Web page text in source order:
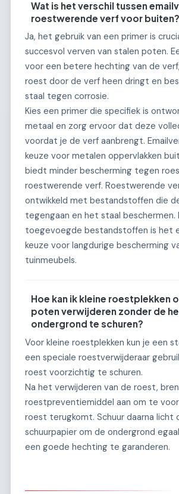
Wat is het verschil tussen
roestwerende verf voor buiten?
Ja, het gebruik van een primer is
succesvol verven van stalen poten.
voor een betere hechting van de
roest door de verf heen dringt en
staal tegen corrosie.
Kies een primer die specifiek is
metaal en zorg ervoor dat deze
voordat je de verf aanbrengt.
keuze voor metalen oppervlakken
biedt minder bescherming tegen
roestwerende verf. Roestwerende
ontwikkeld met bestandstoffen die
tegengaan en het staal beschermen.
toegevoegde bestandstoffen is het
keuze voor langdurige bescherming
tuinmeubels.
Hoe kan ik kleine roestplekken
poten verwijderen zonder de
ondergrond te schuren?
Voor kleine roestplekken kun je een
een speciale roestverwijderaar
roest voorzichtig te schuren.
Na het verwijderen van de roest,
roestpreventiemiddel aan om te
roest terugkomt. Schuur daarna licht
schuurpapier om de ondergrond
een goede hechting te garanderen.